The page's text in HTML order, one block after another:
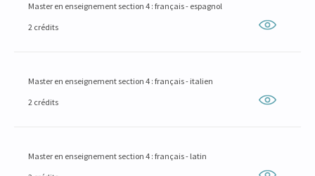
Master en enseignement section 4 : français - espagnol
2 crédits
Master en enseignement section 4 : français - italien
2 crédits
Master en enseignement section 4 : français - latin